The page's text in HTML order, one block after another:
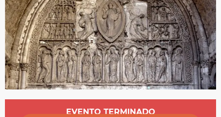
Horarios y datos de contacto
EVENTO TERMINADO